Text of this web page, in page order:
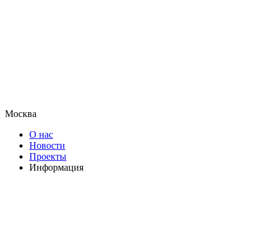
Москва
О нас
Новости
Проекты
Информация